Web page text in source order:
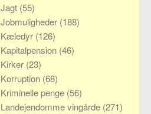
Jagt (55)
Jobmuligheder (188)
Kæledyr (126)
Kapitalpension (46)
Kirker (23)
Korruption (68)
Kriminelle penge (56)
Landejendomme vingårde (271)